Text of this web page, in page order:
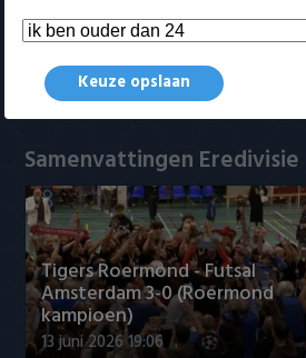
Voorbeschouwing Cambuur-
Excelsior met Plat en El Arguioui
6 augustus 2026 18:49
Samenvattingen Eredivisie
Tigers Roermond - Futsal
Amsterdam 3-0 (Roermond
kampioen)
13 juni 2026 19:06
Keuze opslaan